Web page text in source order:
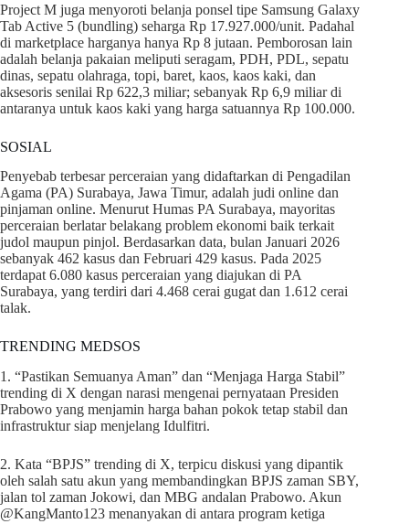
Project M juga menyoroti belanja ponsel tipe Samsung Galaxy
Tab Active 5 (bundling) seharga Rp 17.927.000/unit. Padahal
di marketplace harganya hanya Rp 8 jutaan. Pemborosan lain
adalah belanja pakaian meliputi seragam, PDH, PDL, sepatu
dinas, sepatu olahraga, topi, baret, kaos, kaos kaki, dan
aksesoris senilai Rp 622,3 miliar; sebanyak Rp 6,9 miliar di
antaranya untuk kaos kaki yang harga satuannya Rp 100.000.
SOSIAL
Penyebab terbesar perceraian yang didaftarkan di Pengadilan
Agama (PA) Surabaya, Jawa Timur, adalah judi online dan
pinjaman online. Menurut Humas PA Surabaya, mayoritas
perceraian berlatar belakang problem ekonomi baik terkait
judol maupun pinjol. Berdasarkan data, bulan Januari 2026
sebanyak 462 kasus dan Februari 429 kasus. Pada 2025
terdapat 6.080 kasus perceraian yang diajukan di PA
Surabaya, yang terdiri dari 4.468 cerai gugat dan 1.612 cerai
talak.
TRENDING MEDSOS
1. “Pastikan Semuanya Aman” dan “Menjaga Harga Stabil”
trending di X dengan narasi mengenai pernyataan Presiden
Prabowo yang menjamin harga bahan pokok tetap stabil dan
infrastruktur siap menjelang Idulfitri.
2. Kata “BPJS” trending di X, terpicu diskusi yang dipantik
oleh salah satu akun yang membandingkan BPJS zaman SBY,
jalan tol zaman Jokowi, dan MBG andalan Prabowo. Akun
@KangManto123 menanyakan di antara program ketiga